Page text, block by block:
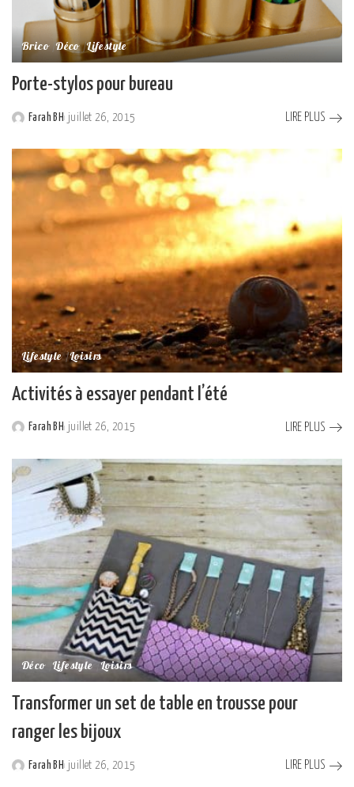
Brico Déco Lifestyle
Porte-stylos pour bureau
Posted
Farah BH juillet 26, 2015 LIRE PLUS
Lifestyle Loisirs
Activités à essayer pendant l’été
Farah BH juillet 26, 2015 LIRE PLUS
Déco Lifestyle Loisirs
Transformer un set de table en trousse pour
ranger les bijoux
Posted
Farah BH juillet 26, 2015 LIRE PLUS